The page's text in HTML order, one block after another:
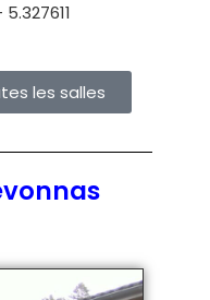
les salles